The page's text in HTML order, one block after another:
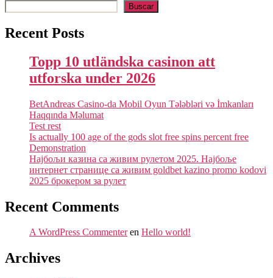
Buscar
Recent Posts
Topp 10 utländska casinon att
utforska under 2026
BetAndreas Casino-da Mobil Oyun Tələbləri və İmkanları
Haqqında Məlumat
Test rest
Is actually 100 age of the gods slot free spins percent free
Demonstration
Најбољи казина са живим рулетом 2025. Најбоље
интернет странице са живим goldbet kazino promo kodovi
2025 брокером за рулет
Recent Comments
A WordPress Commenteren Hello world!
Archives